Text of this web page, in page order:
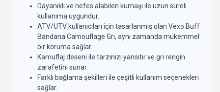
Dayanıklı ve nefes alabilen kumaşı ile uzun süreli
kullanıma uygundur.
ATV/UTV kullanıcıları için tasarlanmış olan Vexo Buff
Bandana Camouflage Gri, aynı zamanda mükemmel
bir koruma sağlar.
Kamuflaj deseni ile tarzınızı yansıtır ve gri rengin
zarafetini sunar.
Farklı bağlama şekilleri ile çeşitli kullanım seçenekleri
sağlar.